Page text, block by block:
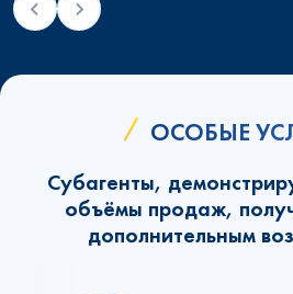
ОСОБЫЕ
Субагенты,
объёмы продаж,
дополнительным